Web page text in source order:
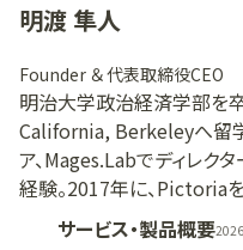
サービス・製品概要
明渡 隼人
Founder ＆ 代表取締役CEO
明治大学政治経済学部を
California, Berkeleyへ留
ア、Mages.Labでディレク
経験。2017年に、Pictoria